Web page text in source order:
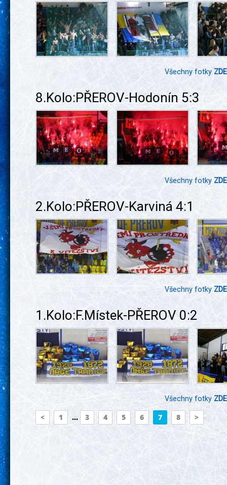
Všechny fotky ZDE
8.Kolo:PŘEROV-Hodonín 5:3
Všechny fotky ZDE
2.Kolo:PŘEROV-Karviná 4:1
Všechny fotky ZDE
1.Kolo:F.Místek-PŘEROV 0:2
Všechny fotkyZDE
< 1 ... 3 4 5 6 7 8 >